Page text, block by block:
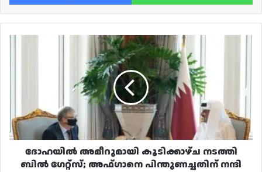
അഫ്ഗാനെ
പിന്തുണച്ചതിന്
നന്ദി
ദോഹയിൽ അമീറുമായി കൂടിക്കാഴ്ച നടത്തി
ബിൽ ഗേറ്റ്‌സ്; അഫ്ഗാനെ പിന്തുണച്ചതിന് നന്ദി